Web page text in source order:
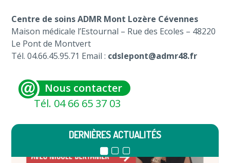
Centre de soins ADMR Mont Lozère Cévennes
Maison médicale l’Estournal – Rue des Ecoles – 48220
Le Pont de Montvert
Tél. 04.66.45.95.71 Email : cdslepont@admr48.fr
Nous contacter
Tél. 04 66 65 37 03
DERNIÈRES ACTUALITÉS